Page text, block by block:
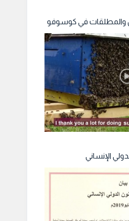
والمطلقات في كوسوفو
الإنساني